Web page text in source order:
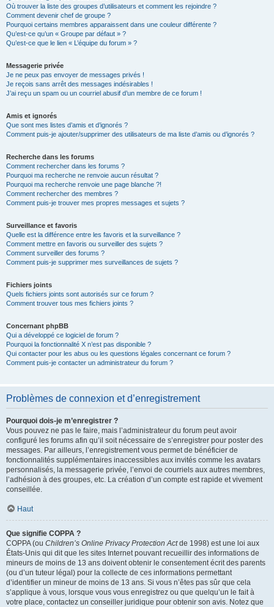
Où trouver la liste des groupes d’utilisateurs et comment les rejoindre ?
Comment devenir chef de groupe ?
Pourquoi certains membres apparaissent dans une couleur différente ?
Qu’est-ce qu’un « Groupe par défaut » ?
Qu’est-ce que le lien « L’équipe du forum » ?
Messagerie privée
Je ne peux pas envoyer de messages privés !
Je reçois sans arrêt des messages indésirables !
J’ai reçu un spam ou un courriel abusif d’un membre de ce forum !
Amis et ignorés
Que sont mes listes d’amis et d’ignorés ?
Comment puis-je ajouter/supprimer des utilisateurs de ma liste d’amis ou d’ignorés ?
Recherche dans les forums
Comment rechercher dans les forums ?
Pourquoi ma recherche ne renvoie aucun résultat ?
Pourquoi ma recherche renvoie une page blanche ?!
Comment rechercher des membres ?
Comment puis-je trouver mes propres messages et sujets ?
Surveillance et favoris
Quelle est la différence entre les favoris et la surveillance ?
Comment mettre en favoris ou surveiller des sujets ?
Comment surveiller des forums ?
Comment puis-je supprimer mes surveillances de sujets ?
Fichiers joints
Quels fichiers joints sont autorisés sur ce forum ?
Comment trouver tous mes fichiers joints ?
Concernant phpBB
Qui a développé ce logiciel de forum ?
Pourquoi la fonctionnalité X n’est pas disponible ?
Qui contacter pour les abus ou les questions légales concernant ce forum ?
Comment puis-je contacter un administrateur du forum ?
Problèmes de connexion et d’enregistrement
Pourquoi dois-je m’enregistrer ?
Vous pouvez ne pas le faire, mais l’administrateur du forum peut avoir
configuré les forums afin qu’il soit nécessaire de s’enregistrer pour poster des
messages. Par ailleurs, l’enregistrement vous permet de bénéficier de
fonctionnalités supplémentaires inaccessibles aux invités comme les avatars
personnalisés, la messagerie privée, l’envoi de courriels aux autres membres,
l’adhésion à des groupes, etc. La création d’un compte est rapide et vivement
conseillée.
Haut
Que signifie COPPA ?
COPPA (ou Children’s Online Privacy Protection Actde 1998) est une loi aux
États-Unis qui dit que les sites Internet pouvant recueillir des informations de
mineurs de moins de 13 ans doivent obtenir le consentement écrit des parents
(ou d’un tuteur légal) pour la collecte de ces informations permettant
d’identifier un mineur de moins de 13 ans. Si vous n’êtes pas sûr que cela
s’applique à vous, lorsque vous vous enregistrez ou que quelqu’un le fait à
votre place, contactez un conseiller juridique pour obtenir son avis. Notez que